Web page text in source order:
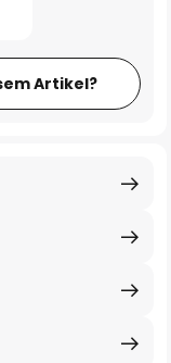
Artikel?